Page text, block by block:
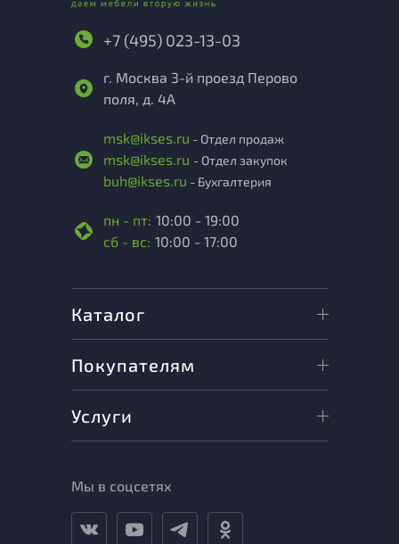
+7 (495) 023-13-03
г. Москва 3-й проезд Перово
поля, д. 4А
msk@ikses.ru - Отдел продаж
msk@ikses.ru - Отдел закупок
buh@ikses.ru - Бухгалтерия
пн - пт: 10:00 - 19:00
сб - вс: 10:00 - 17:00
Каталог
Покупателям
Услуги
Мы в соцсетях